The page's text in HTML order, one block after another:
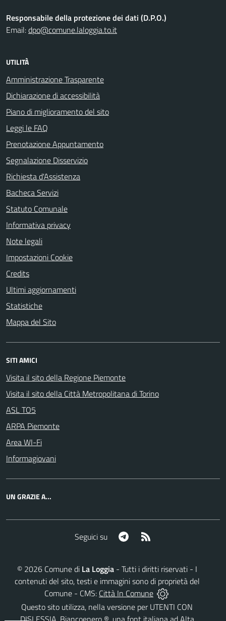
Responsabile della protezione dei dati (D.P.O.)
Email:dpo@comune.laloggia.to.it
UTILITÀ
Amministrazione Trasparente
Dichiarazione di accessibilità
Piano di miglioramento del sito
Leggi le FAQ
Prenotazione Appuntamento
Segnalazione Disservizio
Richiesta d'Assistenza
Bacheca Servizi
Statuto Comunale
Informativa privacy
Note legali
Impostazioni Cookie
Credits
Ultimi aggiornamenti
Statistiche
Mappa del Sito
SITI AMICI
Visita il sito della Regione Piemonte
Visita il sito della Città Metropolitana di Torino
ASL TO5
ARPA Piemonte
Area WI-Fi
Informagiovani
UN GRAZIE A...
Seguici su Telegram
© 2026Comune di La Loggia- Tutti i diritti riservati - I
contenuti del sito, testi e immagini sono di proprietà del
Comune - CMS: Città In Comune
Questo sito utilizza, nella versione per UTENTI CON